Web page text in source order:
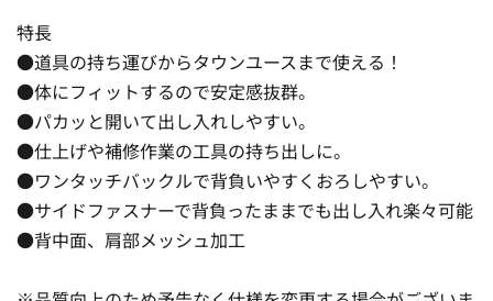
特長
●道具の持ち運びからタウンユースまで使える！
●体にフィットするので安定感抜群。
●パカッと開いて出し入れしやすい。
●仕上げや補修作業の工具の持ち出しに。
●ワンタッチバックルで背負いやすくおろしやすい。
●サイドファスナーで背負ったままでも出し入れ楽々可能
●背中面、肩部メッシュ加工